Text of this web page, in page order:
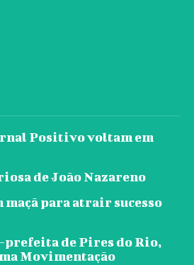
Positivo voltam em
de João Nazareno
maçã para atrair sucesso
prefeita de Pires do Rio,
Movimentação